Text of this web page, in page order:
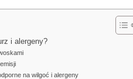
i alergeny?
na wilgoć i alergeny